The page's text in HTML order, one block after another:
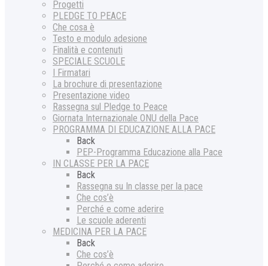
Progetti
PLEDGE TO PEACE
Che cosa è
Testo e modulo adesione
Finalità e contenuti
SPECIALE SCUOLE
I Firmatari
La brochure di presentazione
Presentazione video
Rassegna sul Pledge to Peace
Giornata Internazionale ONU della Pace
PROGRAMMA DI EDUCAZIONE ALLA PACE
Back
PEP-Programma Educazione alla Pace
IN CLASSE PER LA PACE
Back
Rassegna su In classe per la pace
Che cos’è
Perché e come aderire
Le scuole aderenti
MEDICINA PER LA PACE
Back
Che cos’è